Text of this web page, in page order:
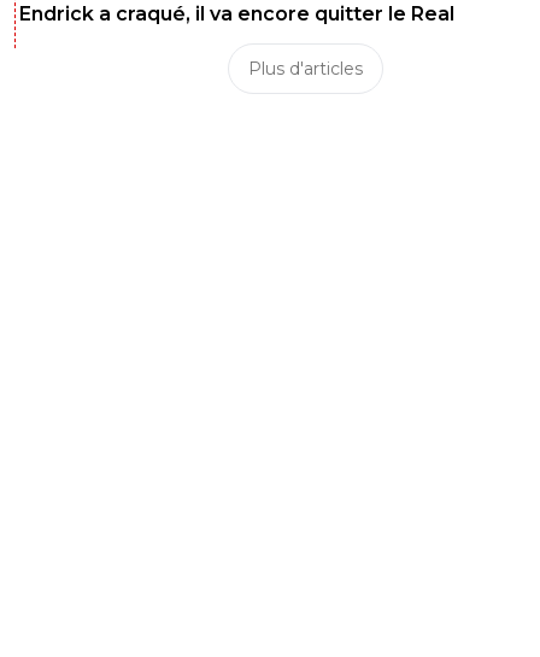
Endrick a craqué, il va encore quitter le Real
Plus d'articles